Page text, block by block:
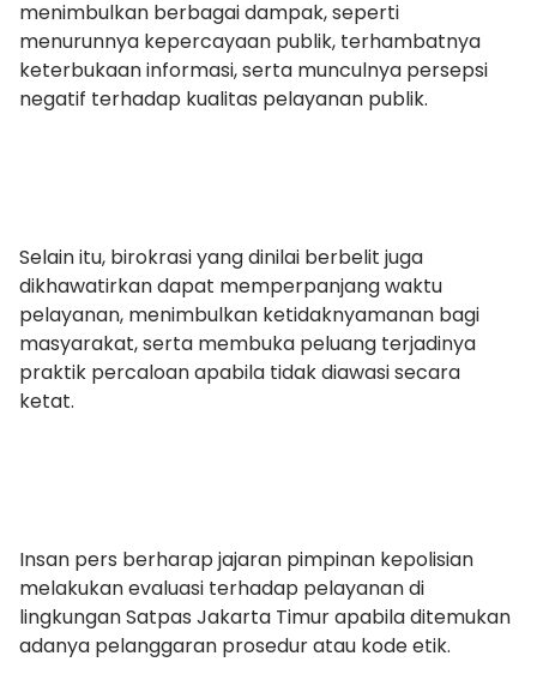
menimbulkan berbagai dampak, seperti
menurunnya kepercayaan publik, terhambatnya
keterbukaan informasi, serta munculnya persepsi
negatif terhadap kualitas pelayanan publik.
Selain itu, birokrasi yang dinilai berbelit juga
dikhawatirkan dapat memperpanjang waktu
pelayanan, menimbulkan ketidaknyamanan bagi
masyarakat, serta membuka peluang terjadinya
praktik percaloan apabila tidak diawasi secara
ketat.
Insan pers berharap jajaran pimpinan kepolisian
melakukan evaluasi terhadap pelayanan di
lingkungan Satpas Jakarta Timur apabila ditemukan
adanya pelanggaran prosedur atau kode etik.